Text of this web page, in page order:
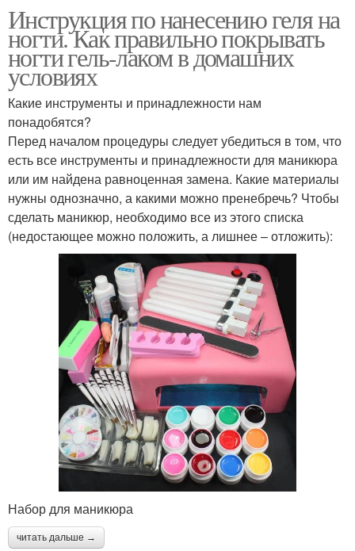
Инструкция по нанесению геля на
ногти. Как правильно покрывать
ногти гель-лаком в домашних
условиях
Какие инструменты и принадлежности нам
понадобятся?
Перед началом процедуры следует убедиться в том, что
есть все инструменты и принадлежности для маникюра
или им найдена равноценная замена. Какие материалы
нужны однозначно, а какими можно пренебречь? Чтобы
сделать маникюр, необходимо все из этого списка
(недостающее можно положить, а лишнее – отложить):
Набор для маникюра
читать дальше →